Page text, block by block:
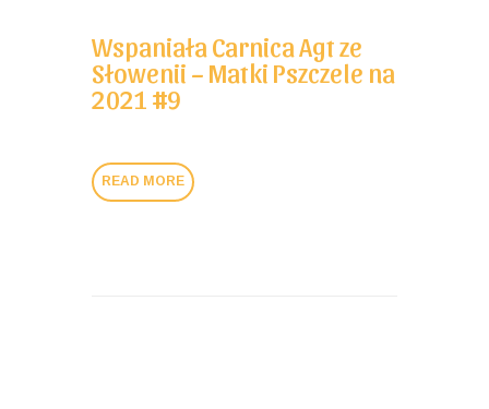
Wspaniała Carnica Agt ze
Słowenii – Matki Pszczele na
2021 #9
READ MORE